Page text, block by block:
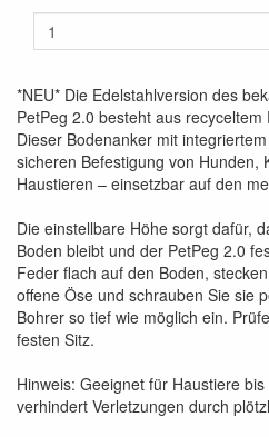
*NEU* Die Edelstahlversion des
PetPeg 2.0 besteht aus
Dieser Bodenanker mit
sicheren Befestigung von Hunden,
Haustieren – einsetzbar auf den
Die einstellbare Höhe sorgt dafür,
Boden bleibt und der PetPeg 2.0
Feder flach auf den Boden,
offene Öse und schrauben Sie sie
Bohrer so tief wie möglich ein.
festen Sitz.
Hinweis: Geeignet für Haustiere
verhindert Verletzungen durch